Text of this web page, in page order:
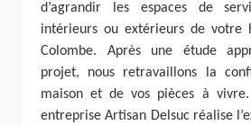
d’agrandir les espaces de
intérieurs ou extérieurs de votre
Colombe. Après une étude
projet, nous retravaillons la
maison et de vos pièces à
entreprise Artisan Delsuc réalise